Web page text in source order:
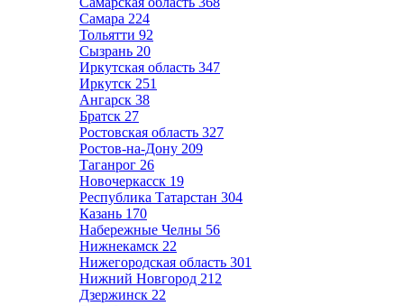
Самара 224
Тольятти 92
Сызрань 20
Иркутская область 347
Иркутск 251
Ангарск 38
Братск 27
Ростовская область 327
Ростов-на-Дону 209
Таганрог 26
Новочеркасск 19
Республика Татарстан 304
Казань 170
Набережные Челны 56
Нижнекамск 22
Нижегородская область 301
Нижний Новгород 212
Дзержинск 22